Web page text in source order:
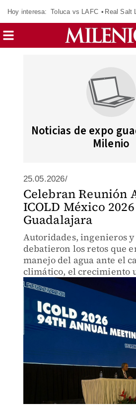
Hoy interesa: Toluca vs LAFC Real Salt
Noticias de expo
Milenio
25.05.2026/
Celebran Reunión
ICOLD México
Guadalajara
Autoridades, ingenieros
debatieron los retos que
manejo del agua ante el
climático, el crecimiento
envejecimiento de la
hidráulica